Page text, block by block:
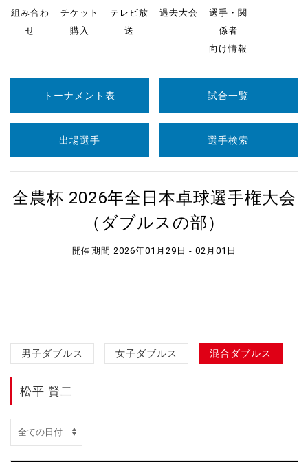
組み合わ
せ
チケット
購入
テレビ放
送
過去大会
選手・関
係者
向け情報
トーナメント表 試合一覧
出場選手 選手検索
全農杯 2026年全日本卓球選手権大会
（ダブルスの部）
開催期間 2026年01月29日 - 02月01日
男子ダブルス 女子ダブルス 混合ダブルス
松平 賢二